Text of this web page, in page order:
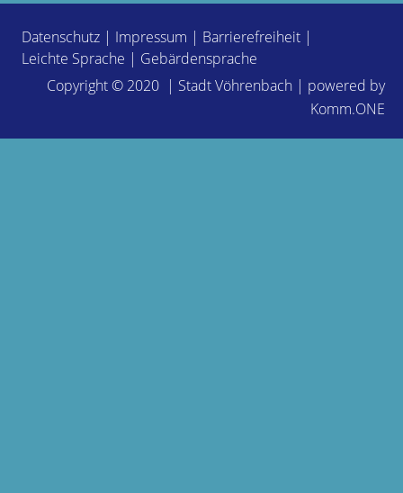
Datenschutz | Impressum | Barrierefreiheit |
Leichte Sprache | Gebärdensprache
Copyright © 2020 | Stadt Vöhrenbach | powered by
Komm.ONE